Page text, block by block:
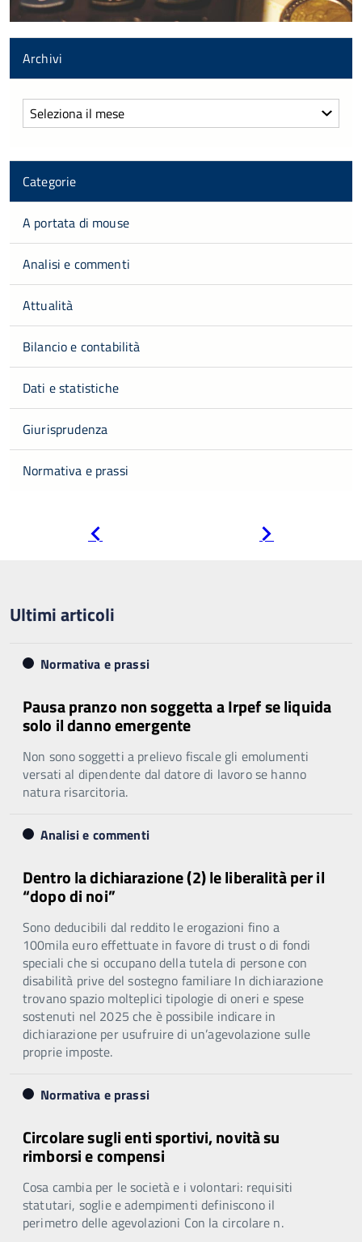
Archivi
Archivi
Categorie
A portata di mouse
Analisi e commenti
Attualità
Bilancio e contabilità
Dati e statistiche
Giurisprudenza
Normativa e prassi
Ultimi articoli
Normativa e prassi
Pausa pranzo non soggetta a Irpef se liquida
solo il danno emergente
Non sono soggetti a prelievo fiscale gli emolumenti
versati al dipendente dal datore di lavoro se hanno
natura risarcitoria.
Analisi e commenti
Dentro la dichiarazione (2) le liberalità per il
“dopo di noi”
Sono deducibili dal reddito le erogazioni fino a
100mila euro effettuate in favore di trust o di fondi
speciali che si occupano della tutela di persone con
disabilità prive del sostegno familiare In dichiarazione
trovano spazio molteplici tipologie di oneri e spese
sostenuti nel 2025 che è possibile indicare in
dichiarazione per usufruire di un’agevolazione sulle
proprie imposte.
Normativa e prassi
Circolare sugli enti sportivi, novità su
rimborsi e compensi
Cosa cambia per le società e i volontari: requisiti
statutari, soglie e adempimenti definiscono il
perimetro delle agevolazioni Con la circolare n.